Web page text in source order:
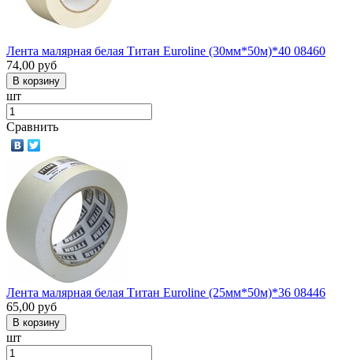
Лента малярная белая Титан Euroline (30мм*50м)*40 08460
74,00 руб
шт
Сравнить
Лента малярная белая Титан Euroline (25мм*50м)*36 08446
65,00 руб
шт